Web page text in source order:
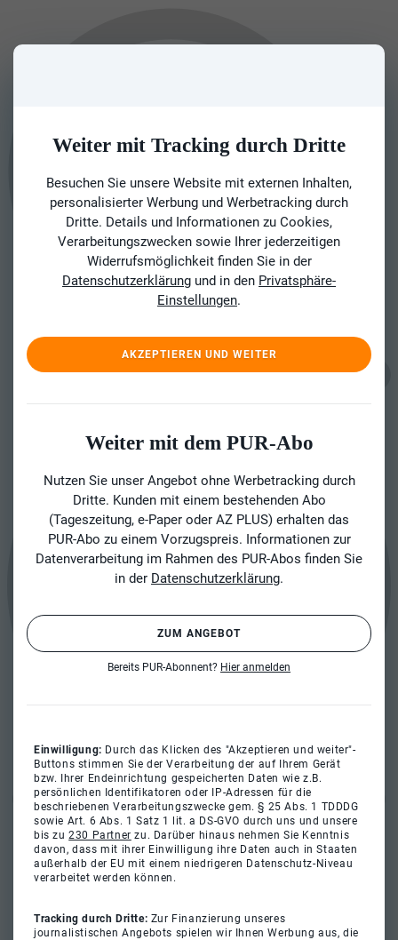
Weiter mit Tracking durch Dritte
Besuchen Sie unsere Website mit externen Inhalten,
personalisierter Werbung und Werbetracking durch
Dritte. Details und Informationen zu Cookies,
Verarbeitungszwecken sowie Ihrer jederzeitigen
Widerrufsmöglichkeit finden Sie in der
Datenschutzerklärung und in den Privatsphäre-
Einstellungen.
AKZEPTIEREN UND WEITER
Weiter mit dem PUR-Abo
Nutzen Sie unser Angebot ohne Werbetracking durch
Dritte. Kunden mit einem bestehenden Abo
(Tageszeitung, e-Paper oder AZ PLUS) erhalten das
PUR-Abo zu einem Vorzugspreis. Informationen zur
Datenverarbeitung im Rahmen des PUR-Abos finden Sie
in der Datenschutzerklärung.
ZUM ANGEBOT
Bereits PUR-Abonnent? Hier anmelden
Einwilligung: Durch das Klicken des "Akzeptieren und weiter"-
Buttons stimmen Sie der Verarbeitung der auf Ihrem Gerät
bzw. Ihrer Endeinrichtung gespeicherten Daten wie z.B.
persönlichen Identifikatoren oder IP-Adressen für die
beschriebenen Verarbeitungszwecke gem. § 25 Abs. 1 TDDDG
sowie Art. 6 Abs. 1 Satz 1 lit. a DS-GVO durch uns und unsere
bis zu230 Partner zu. Darüber hinaus nehmen Sie Kenntnis
davon, dass mit ihrer Einwilligung ihre Daten auch in Staaten
außerhalb der EU mit einem niedrigeren Datenschutz-Niveau
verarbeitet werden können.
Tracking durch Dritte: Zur Finanzierung unseres
journalistischen Angebots spielen wir Ihnen Werbung aus, die